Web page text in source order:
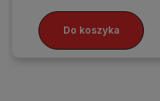
Do koszyka